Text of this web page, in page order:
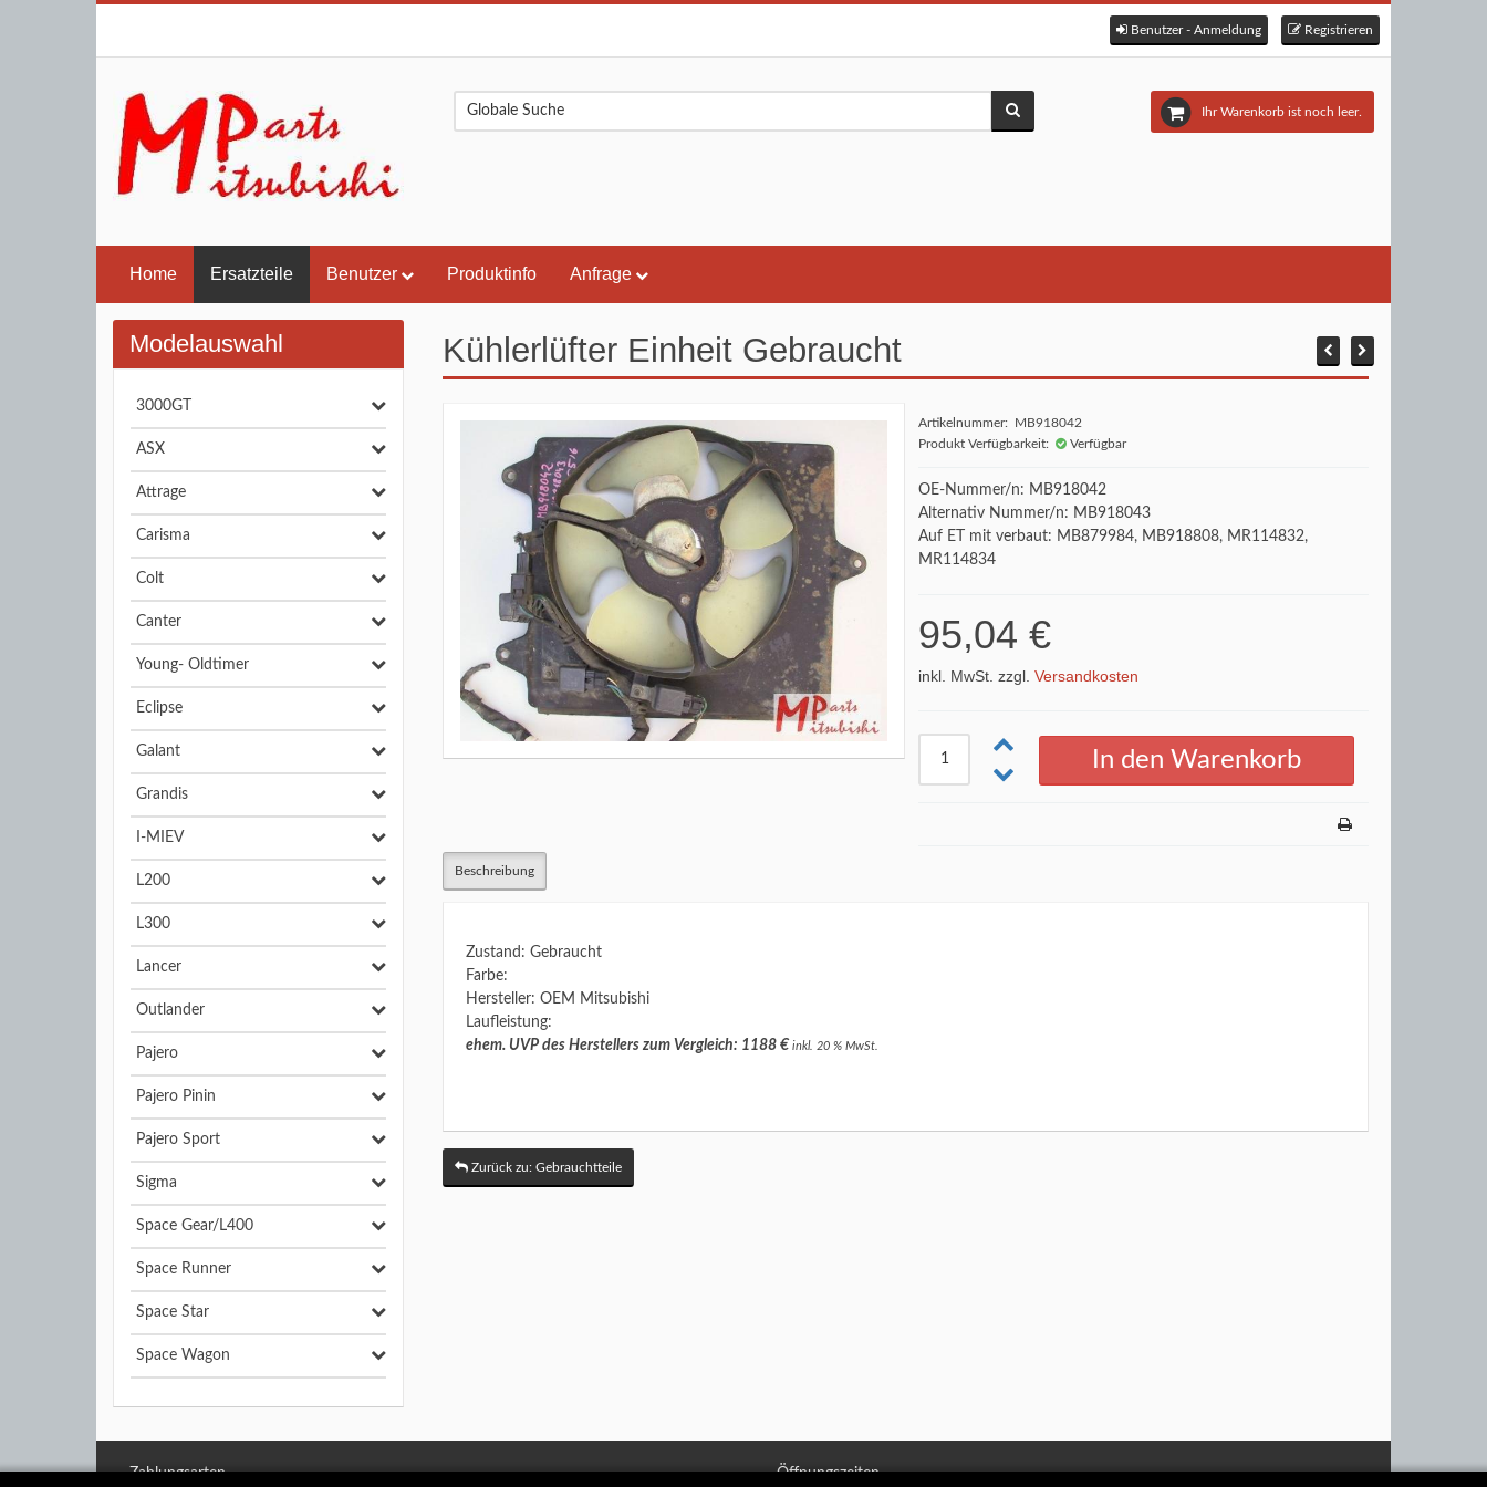
Benutzer - Anmeldung Registrieren
Ihr Warenkorb ist noch leer.
Home Ersatzteile Benutzer Produktinfo Anfrage
Kühlerlüfter Einheit Gebraucht
Artikelnummer: MB918042
Produkt Verfügbarkeit:
Verfügbar
OE-Nummer/n: MB918042
Alternativ Nummer/n: MB918043
Auf ET mit verbaut: MB879984, MB918808, MR114832,
MR114834
95,04 €
inkl. MwSt. zzgl.Versandkosten
Beschreibung
Zustand: Gebraucht
Farbe:
Hersteller: OEM Mitsubishi
Laufleistung:
ehem. UVP des Herstellers zum Vergleich: 1188 €inkl. 20 % MwSt.
Zurück zu: Gebrauchtteile
Modelauswahl
3000GT
ASX
Attrage
Carisma
Colt
Canter
Young- Oldtimer
Eclipse
Galant
Grandis
I-MIEV
L200
L300
Lancer
Outlander
Pajero
Pajero Pinin
Pajero Sport
Sigma
Space Gear/L400
Space Runner
Space Star
Space Wagon
Zahlungsarten Öffnungszeiten